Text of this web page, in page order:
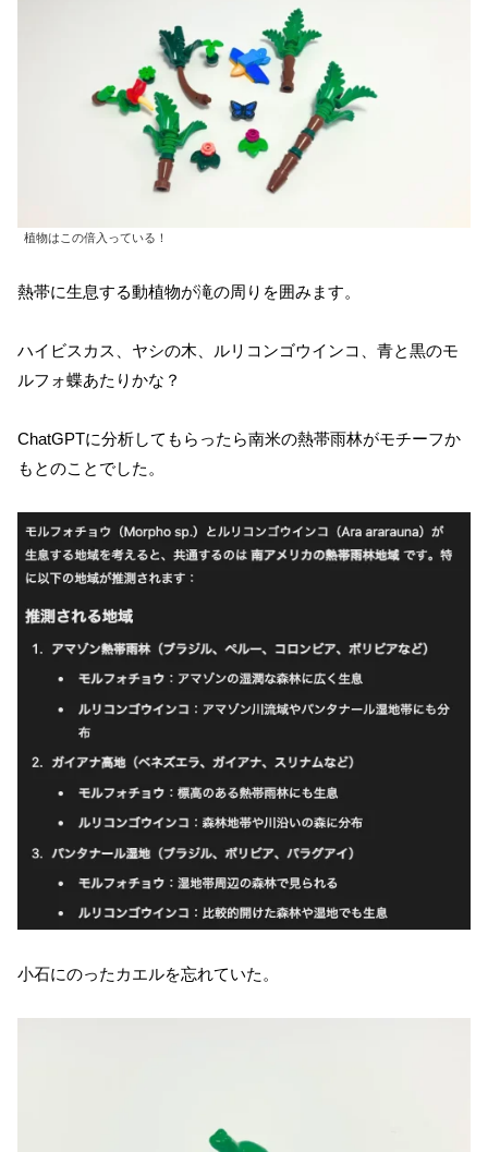
植物はこの倍入っている！
熱帯に生息する動植物が滝の周りを囲みます。
ハイビスカス、ヤシの木、ルリコンゴウインコ、青と黒のモ
ルフォ蝶あたりかな？
ChatGPTに分析してもらったら南米の熱帯雨林がモチーフか
もとのことでした。
小石にのったカエルを忘れていた。